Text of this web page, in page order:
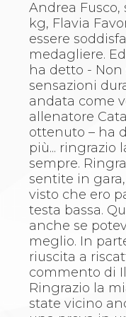
Andrea Fusco,
kg, Flavia
essere
medagliere.
ha detto - Non
sensazioni
andata come
allenatore
ottenuto – ha
più...
sempre.
sentite in
visto che ero
testa bassa.
anche se
meglio. In
riuscita a
commento di
Ringrazio la
state vicino